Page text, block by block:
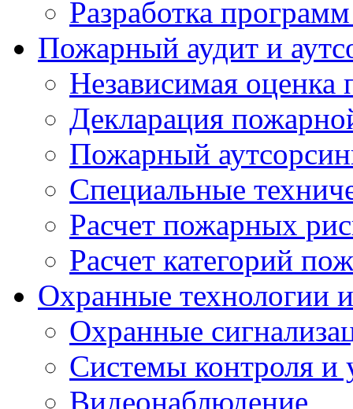
Разработка
Пожарный аудит и
Независимая оценка
Декларация
Пожарный
Специальные
Расчет пожарных
Расчет категорий
Охранные технологии
Охранные
Системы контроля и
Видеонаблюдение